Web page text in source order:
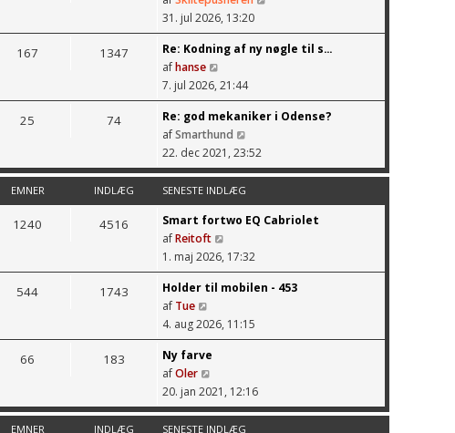
e
s
i
n
l
æ
e
s
e
s
e
i
d
l
i
s
t
s
n
e
t
e
d
g
31. jul 2026, 13:20
167 1347
Re: Kodning af ny nøgle til s…
afhanse
V
i
s
d
e
t
s
e
n
e
s
i
d
l
æ
g
7. jul 2026, 21:44
25 74
Re: god mekaniker i Odense?
afSmarthund
V
i
s
d
e
s
e
n
s
i
d
22. dec 2021, 23:52
EMNER INDLÆG SENESTE INDLÆG
1240 4516
Smart fortwo EQ Cabriolet
afReitoft
V
i
s
e
t
n
e
1. maj 2026, 17:32
544 1743
Holder til mobilen - 453
af Tue
V
i
s
d
e
t
s
4. aug 2026, 11:15
66 183
Ny farve
afOler
V
i
s
20. jan 2021, 12:16
EMNER INDLÆG SENESTE INDLÆG